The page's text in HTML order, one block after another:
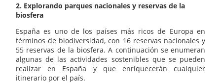
2. Explorando parques nacionales y reservas de la
biosfera
España es uno de los países más ricos de Europa en
términos de biodiversidad, con 16 reservas nacionales y
55 reservas de la biosfera. A continuación se enumeran
algunas de las actividades sostenibles que se pueden
realizar en España y que enriquecerán cualquier
itinerario por el país.